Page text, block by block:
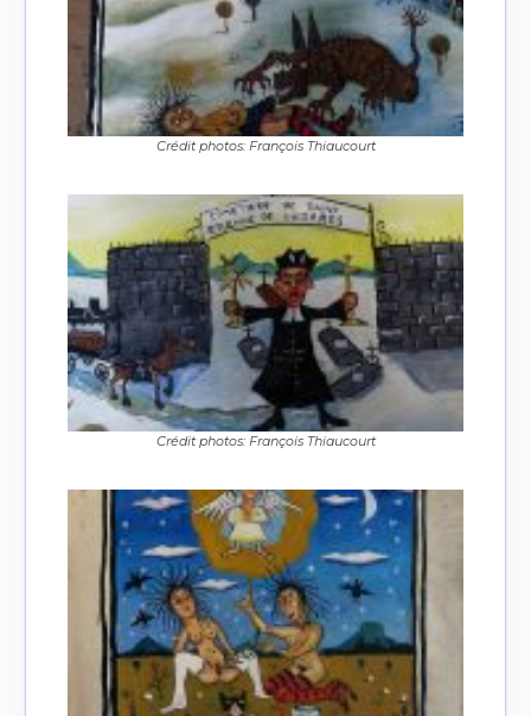
Crédit photos: François Thiaucourt
Crédit photos: François Thiaucourt